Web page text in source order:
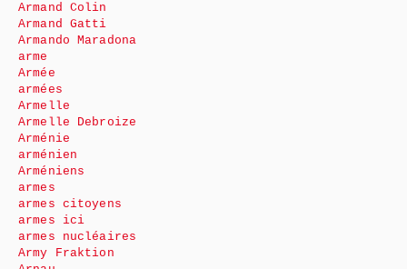
Armand Colin
Armand Gatti
Armando Maradona
arme
Armée
armées
Armelle
Armelle Debroize
Arménie
arménien
Arméniens
armes
armes citoyens
armes ici
armes nucléaires
Army Fraktion